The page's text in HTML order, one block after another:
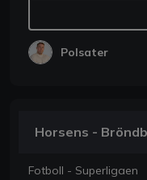
Polsater
Horsens -
Fotboll - Superligaen